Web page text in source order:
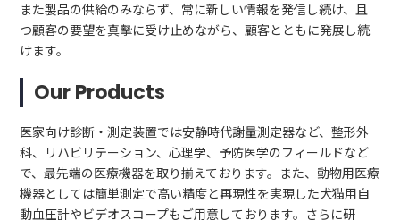
また製品の供給のみならず、常に新しい情報を発信し続け、且
つ顧客の要望を真摯に受け止めながら、顧客とともに発展し続
けます。
Our Products
医家向け診断・測定装置では安静時代謝量測定器など、整形外
科、リハビリテーション、心理学、予防医学のフィールドなど
で、最先端の医療機器を取り揃えております。また、動物用医療
機器としては簡単測定で高い精度と再現性を実現した犬猫用自
動血圧計やビデオスコープもご用意しております。さらに研